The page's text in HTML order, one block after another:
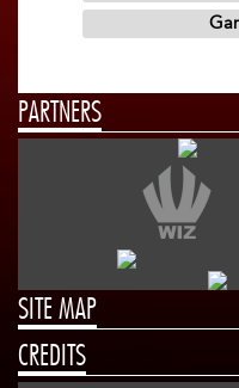
PARTNERS
SITE MAP
CREDITS